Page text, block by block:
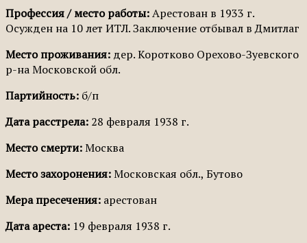
Профессия / место работы:Арестован в 1933 г.
Осужден на 10 лет ИТЛ. Заключение отбывал в Дмитлаг
Место проживания: дер. Коротково Орехово-Зуевского
р-на Московской обл.
Партийность: б/п
Дата расстрела: 28 февраля 1938 г.
Место смерти:Москва
Место захоронения:Московская обл., Бутово
Мера пресечения: арестован
Дата ареста: 19 февраля 1938 г.